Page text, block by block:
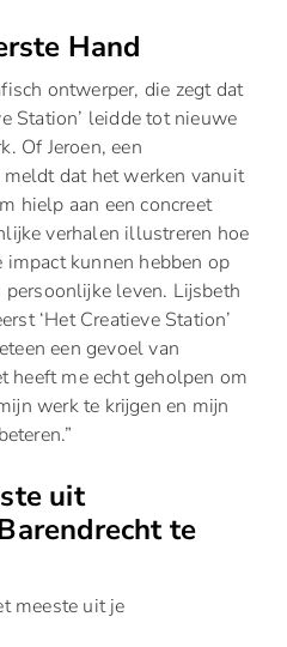
Hand
ontwerper, die zegt dat
Station’ leidde tot nieuwe
Of Jeroen, een
dat het werken vanuit
hielp aan een concreet
verhalen illustreren hoe
kunnen hebben op
leven. Lijsbeth
‘Het Creatieve Station’
een gevoel van
heeft me echt geholpen om
werk te krijgen en mijn
uit
te
meeste uit je